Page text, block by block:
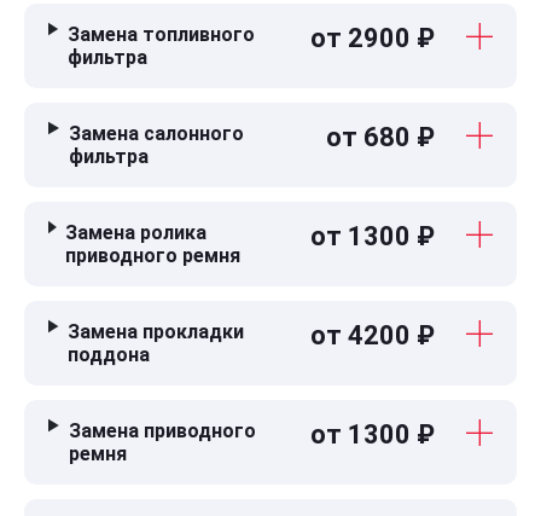
Замена топливного
фильтра
от 2900 ₽
Замена салонного
фильтра
от 680 ₽
Замена ролика
приводного ремня
от 1300 ₽
Замена прокладки
поддона
от 4200 ₽
Замена приводного
ремня
от 1300 ₽